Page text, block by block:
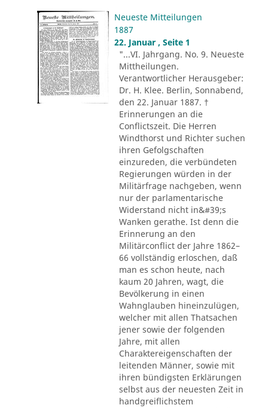
Neueste Mitteilungen
1887
22. Januar , Seite 1
"...VI. Jahrgang. No. 9. Neueste
Mittheilungen.
Verantwortlicher Herausgeber:
Dr. H. Klee. Berlin, Sonnabend,
den 22. Januar 1887. †
Erinnerungen an die
Conflictszeit. Die Herren
Windthorst und Richter suchen
ihren Gefolgschaften
einzureden, die verbündeten
Regierungen würden in der
Militärfrage nachgeben, wenn
nur der parlamentarische
Widerstand nicht in&#39;s
Wanken gerathe. Ist denn die
Erinnerung an den
Militärconflict der Jahre 1862–
66 vollständig erloschen, daß
man es schon heute, nach
kaum 20 Jahren, wagt, die
Bevölkerung in einen
Wahnglauben hineinzulügen,
welcher mit allen Thatsachen
jener sowie der folgenden
Jahre, mit allen
Charaktereigenschaften der
leitenden Männer, sowie mit
ihren bündigsten Erklärungen
selbst aus der neuesten Zeit in
handgreiflichstem